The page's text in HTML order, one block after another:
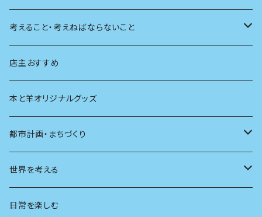
天体
生物
考えること・考えねばならないこと
創元社 シリーズ「あいだで考える」
店主おすすめ
本と羊オリジナルグッズ
都市計画・まちづくり
都市
地方
世界を考える
思想
日常を楽しむ